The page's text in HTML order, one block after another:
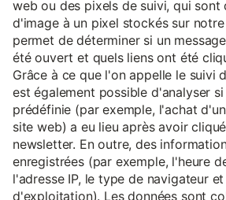
web ou des pixels de suivi, qui sont
d'image à un pixel stockés sur notre
permet de déterminer si un
été ouvert et quels liens ont été
Grâce à ce que l'on appelle le suivi
est également possible d'analyser
prédéfinie (par exemple, l'achat
site web) a eu lieu après avoir
newsletter. En outre, des
enregistrées (par exemple, l'heure
l'adresse IP, le type de navigateur
d'exploitation). Les données sont